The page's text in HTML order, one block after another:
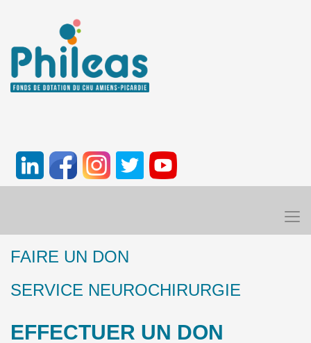
FAIRE UN DON
SERVICE NEUROCHIRURGIE
EFFECTUER UN DON